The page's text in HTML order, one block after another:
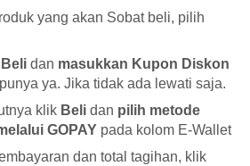
yang akan Sobat beli, pilih
Beli dan masukkan Kupon Diskon
ya. Jika tidak ada lewati saja.
klik Beli dan pilih metode
GOPAY pada kolom E-Wallet
dan total tagihan, klik